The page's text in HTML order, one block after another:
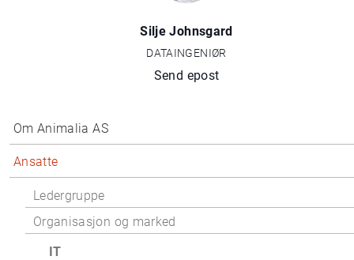
Silje Johnsgard
DATAINGENIØR
Send epost
Om Animalia AS
Ansatte
Ledergruppe
Organisasjon og marked
IT